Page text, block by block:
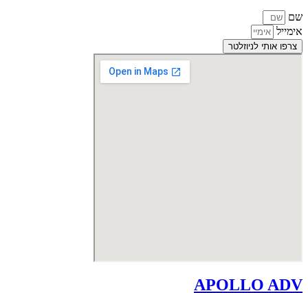
שם
אימייל
צרפו אותי לניוזלטר
APOLLO ADV